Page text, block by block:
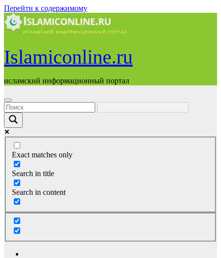
Перейти к содержимому
Islamiconline.ru
исламский информационный портал
Exact matches only
Search in title
Search in content